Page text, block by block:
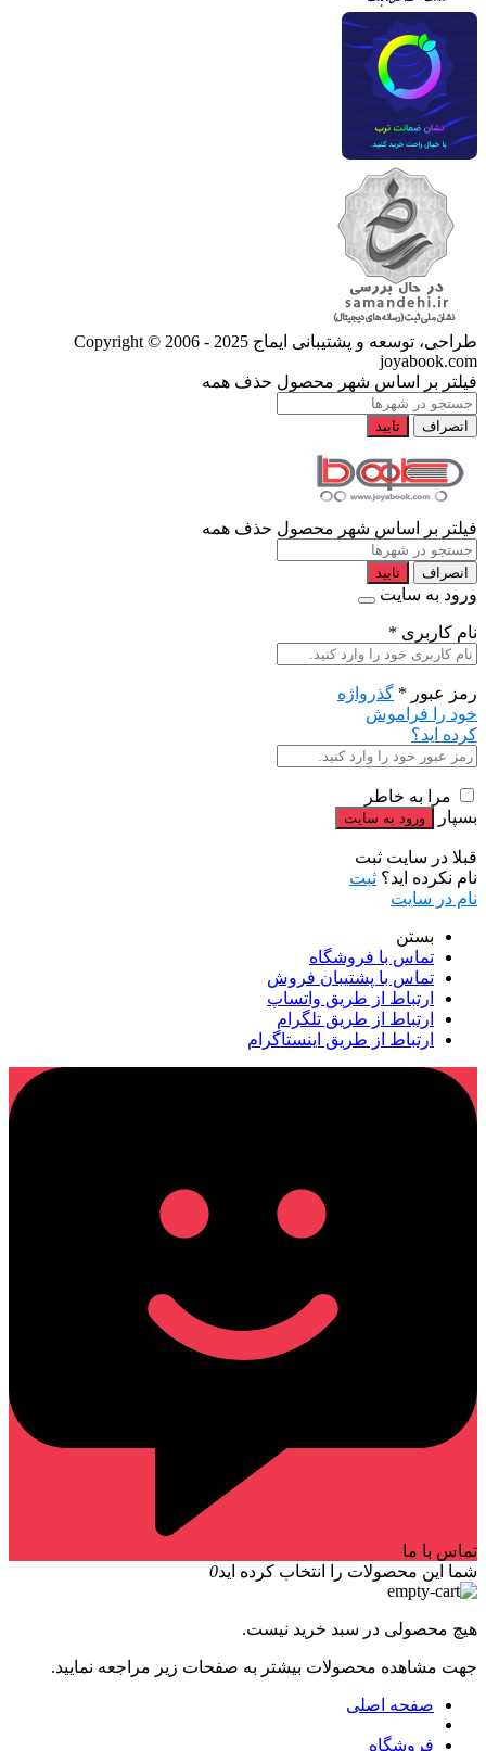
طراحی، توسعه و پشتیبانی ایماج Copyright © 2006 - 2025
joyabook.com
فیلتر بر اساس شهر محصول حذف همه
انصراف تایید
فیلتر بر اساس شهر محصول حذف همه
انصراف تایید
ورود به سایت
نام کاربری *
رمز عبور * گذرواژه
خود را فراموش
کرده اید؟
مرا به خاطر
بسپار
قبلا در سایت ثبت
نام نکرده اید؟ ثبت
نام در سایت
بستن
تماس با فروشگاه
تماس با پشتیبان فروش
ارتباط از طریق واتساپ
ارتباط از طریق تلگرام
ارتباط از طریق اینستاگرام
تماس با ما
شما این محصولات را انتخاب کرده اید0
هیچ محصولی در سبد خرید نیست.
جهت مشاهده محصولات بیشتر به صفحات زیر مراجعه نمایید.
صفحه اصلی
فروشگاه